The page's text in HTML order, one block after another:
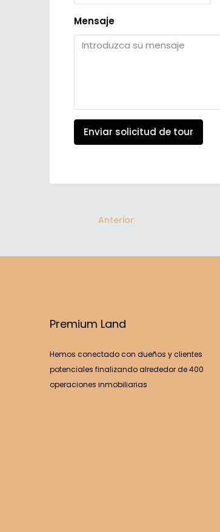
Mensaje
Enviar solicitud de tour
Anterior
Premium Land
Hemos conectado con dueños y clientes
potenciales finalizando alrededor de 400
operaciones inmobiliarias